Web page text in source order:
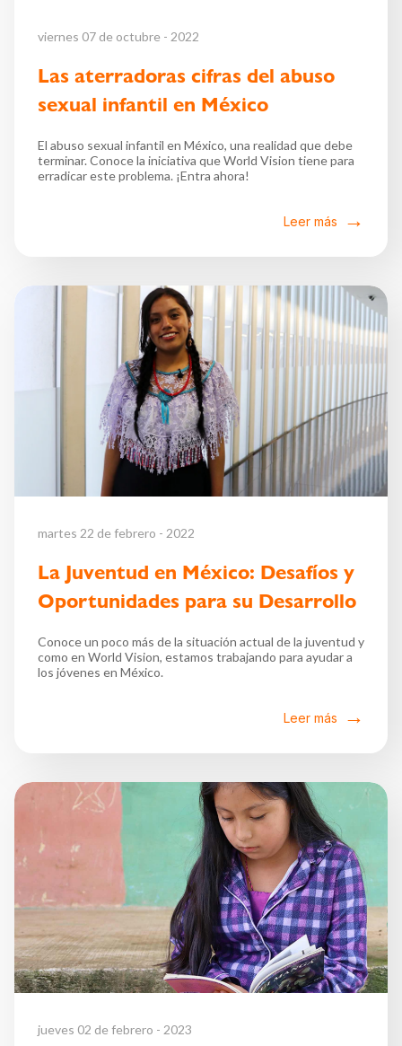
viernes 07 de octubre - 2022
Las aterradoras cifras del abuso
sexual infantil en México
El abuso sexual infantil en México, una realidad que debe
terminar. Conoce la iniciativa que World Vision tiene para
erradicar este problema. ¡Entra ahora!
Leer más
martes 22 de febrero - 2022
La Juventud en México: Desafíos y
Oportunidades para su Desarrollo
Conoce un poco más de la situación actual de la juventud y
como en World Vision, estamos trabajando para ayudar a
los jóvenes en México.
Leer más
jueves 02 de febrero - 2023